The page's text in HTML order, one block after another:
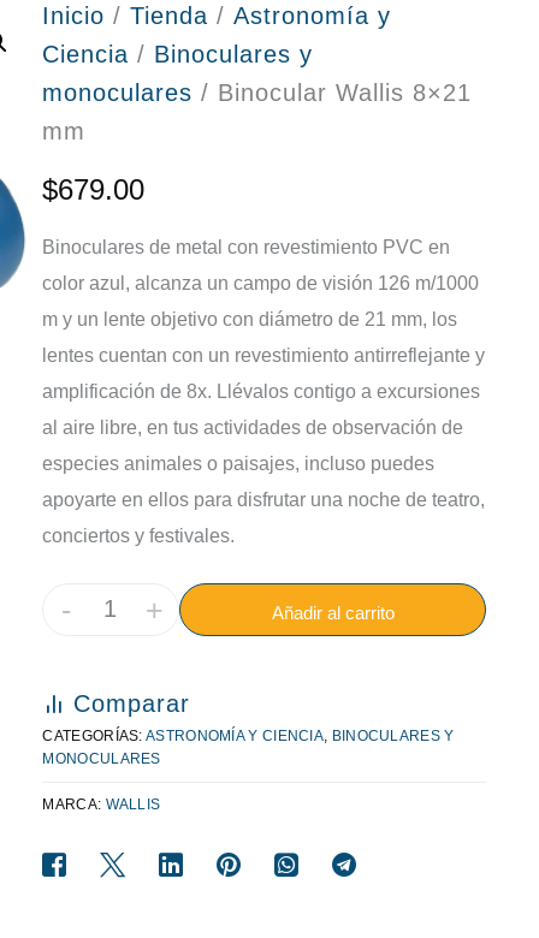
Inicio /Tienda /Astronomía y
Ciencia / Binoculares y
monoculares / Binocular Wallis 8×21
mm
$679.00
Binoculares de metal con revestimiento PVC en
color azul, alcanza un campo de visión 126 m/1000
m y un lente objetivo con diámetro de 21 mm, los
lentes cuentan con un revestimiento antirreflejante y
amplificación de 8x. Llévalos contigo a excursiones
al aire libre, en tus actividades de observación de
especies animales o paisajes, incluso puedes
apoyarte en ellos para disfrutar una noche de teatro,
conciertos y festivales.
+
- Añadir al carrito
Comparar
CATEGORÍAS:ASTRONOMÍA Y CIENCIA BINOCULARES Y
MONOCULARES
MARCA: WALLIS